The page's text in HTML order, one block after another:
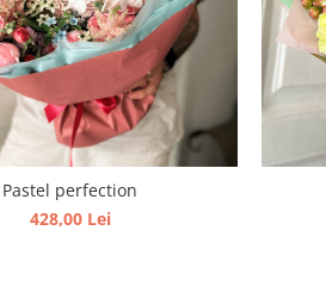
Pastel perfection
428,00 Lei